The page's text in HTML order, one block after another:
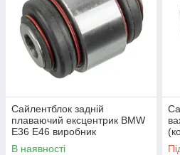
Сайлентблок задній
плаваючий ексцентрик BMW
E36 E46 виробник
REINHOCH
В наявності